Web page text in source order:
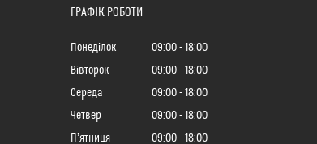
ГРАФІК РОБОТИ
Понеділок 09:00
18:00
Вівторок
09:00
18:00
Середа
09:00
18:00
Четвер
09:00
18:00
Пʼятниця
09:00 18:00